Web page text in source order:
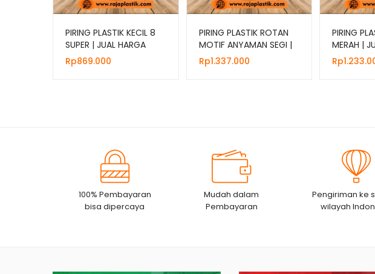
PIRING PLASTIK KECIL 8
SUPER | JUAL HARGA
GROSIR
Rp869.000
PIRING PLASTIK ROTAN
MOTIF ANYAMAN SEGI |
JUAL HARGA GROSIR
Rp1.337.000
PIRING
MERAH |
MURAH
Rp
100% Pembayaran
bisa dipercaya
Mudah dalam
Pembayaran
Pengiriman ke
wilayah